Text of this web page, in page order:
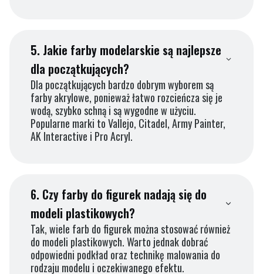
5. Jakie farby modelarskie są najlepsze
dla początkujących?
Dla początkujących bardzo dobrym wyborem są
farby akrylowe, ponieważ łatwo rozcieńcza się je
wodą, szybko schną i są wygodne w użyciu.
Popularne marki to Vallejo, Citadel, Army Painter,
AK Interactive i Pro Acryl.
6. Czy farby do figurek nadają się do
modeli plastikowych?
Tak, wiele farb do figurek można stosować również
do modeli plastikowych. Warto jednak dobrać
odpowiedni podkład oraz technikę malowania do
rodzaju modelu i oczekiwanego efektu.